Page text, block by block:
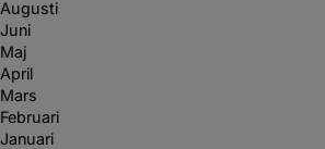
Augusti
Juni
Maj
April
Mars
Februari
Januari